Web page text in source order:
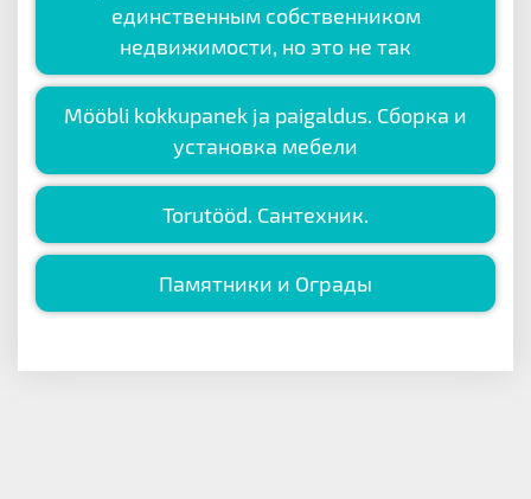
единственным собственником
недвижимости, но это не так
Mööbli kokkupanek ja paigaldus. Сборка и
установка мебели
Torutööd. Сантехник.
Памятники и Ограды